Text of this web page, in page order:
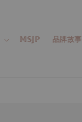
𝕄𝕊𝕁ℙ 品牌故事